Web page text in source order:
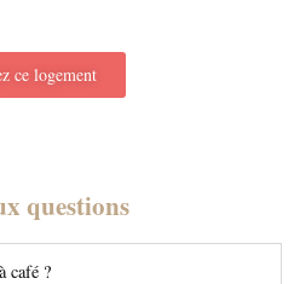
ce logement
questions
café ?